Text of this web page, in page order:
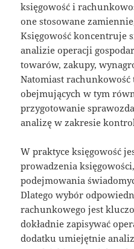
księgowość i
one stosowane
Księgowość koncentruje
analizie operacji
towarów, zakupy,
Natomiast rachunkowość
obejmujących w tym
przygotowanie
analizę w zakresie
W praktyce księgowość
prowadzenia
podejmowania
Dlatego wybór
rachunkowego jest
dokładnie zapisywać
dodatku umiejętnie